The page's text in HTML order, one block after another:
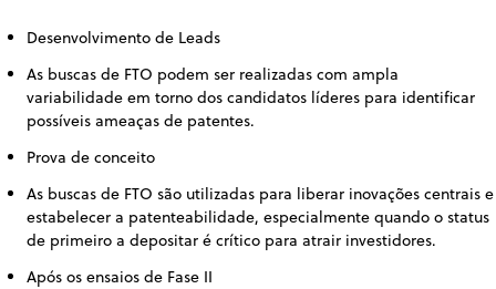
Desenvolvimento de Leads
As buscas de FTO podem ser realizadas com ampla
variabilidade em torno dos candidatos líderes para identificar
possíveis ameaças de patentes.
Prova de conceito
As buscas de FTO são utilizadas para liberar inovações centrais e
estabelecer a patenteabilidade, especialmente quando o status
de primeiro a depositar é crítico para atrair investidores.
Após os ensaios de Fase II